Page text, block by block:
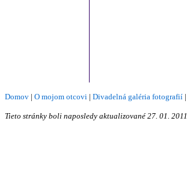
Domov | O mojom otcovi | Divadelná galéria fotografií |
Tieto stránky boli naposledy aktualizované 27. 01. 2011